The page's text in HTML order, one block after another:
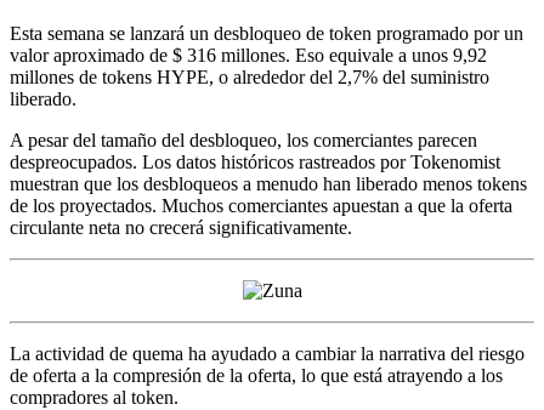
Esta semana se lanzará un desbloqueo de token programado por un
valor aproximado de $ 316 millones. Eso equivale a unos 9,92
millones de tokens HYPE, o alrededor del 2,7% del suministro
liberado.
A pesar del tamaño del desbloqueo, los comerciantes parecen
despreocupados. Los datos históricos rastreados por Tokenomist
muestran que los desbloqueos a menudo han liberado menos tokens
de los proyectados. Muchos comerciantes apuestan a que la oferta
circulante neta no crecerá significativamente.
La actividad de quema ha ayudado a cambiar la narrativa del riesgo
de oferta a la compresión de la oferta, lo que está atrayendo a los
compradores al token.